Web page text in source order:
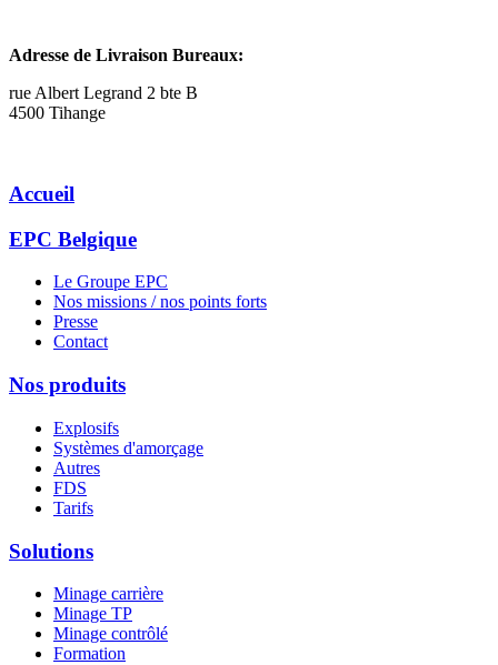
Adresse de Livraison Bureaux:
rue Albert Legrand 2 bte B
4500 Tihange
Accueil
EPC Belgique
Le Groupe EPC
Nos missions / nos points forts
Presse
Contact
Nos produits
Explosifs
Systèmes d'amorçage
Autres
FDS
Tarifs
Solutions
Minage carrière
Minage TP
Minage contrôlé
Formation